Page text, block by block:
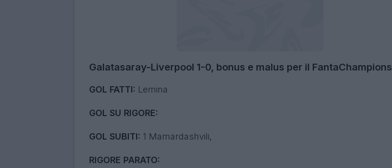
Galatasaray-Liverpool 1-0, bonus e malus per il FantaChampions
GOL FATTI: Lemina
GOL SU RIGORE:
GOL SUBITI: 1 Mamardashvili,
RIGORE PARATO: